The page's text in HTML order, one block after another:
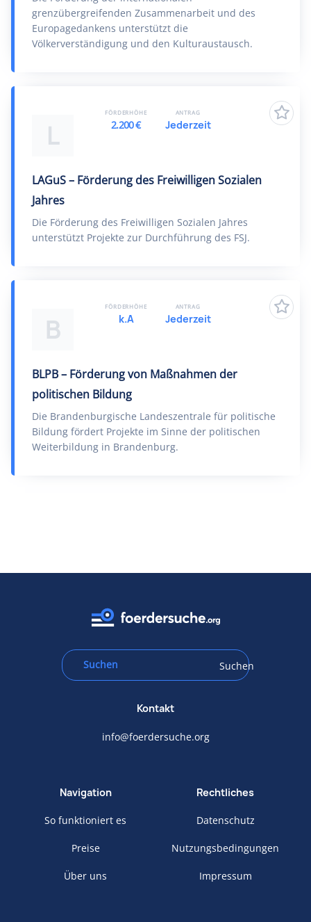
grenzübergreifenden Zusammenarbeit und des
Europagedankens unterstützt die
Völkerverständigung und den Kulturaustausch.
L
LAGuS – Förderung des Freiwilligen Sozialen
Jahres
Die Förderung des Freiwilligen Sozialen Jahres
unterstützt Projekte zur Durchführung des FSJ.
FÖRDERHÖHE
2.200 €
ANTRAG
Jederzeit
B
BLPB – Förderung von Maßnahmen der
politischen Bildung
Die Brandenburgische Landeszentrale für politische
Bildung fördert Projekte im Sinne der politischen
Weiterbildung in Brandenburg.
FÖRDERHÖHE
k.A
ANTRAG
Jederzeit
Suchen
Kontakt
info@foerdersuche.org
Navigation
So funktioniert es
Preise
Über uns
Rechtliches
Datenschutz
Nutzungsbedingungen
Impressum